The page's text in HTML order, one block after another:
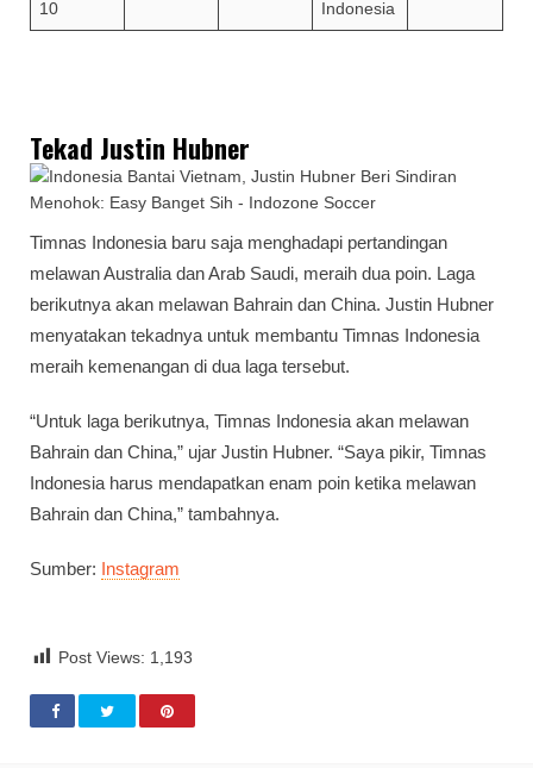
10 Indonesia
Tekad Justin Hubner
Timnas Indonesia baru saja menghadapi pertandingan
melawan Australia dan Arab Saudi, meraih dua poin. Laga
berikutnya akan melawan Bahrain dan China. Justin Hubner
menyatakan tekadnya untuk membantu Timnas Indonesia
meraih kemenangan di dua laga tersebut.
“Untuk laga berikutnya, Timnas Indonesia akan melawan
Bahrain dan China,” ujar Justin Hubner. “Saya pikir, Timnas
Indonesia harus mendapatkan enam poin ketika melawan
Bahrain dan China,” tambahnya.
Sumber: Instagram
Post Views: 1,193